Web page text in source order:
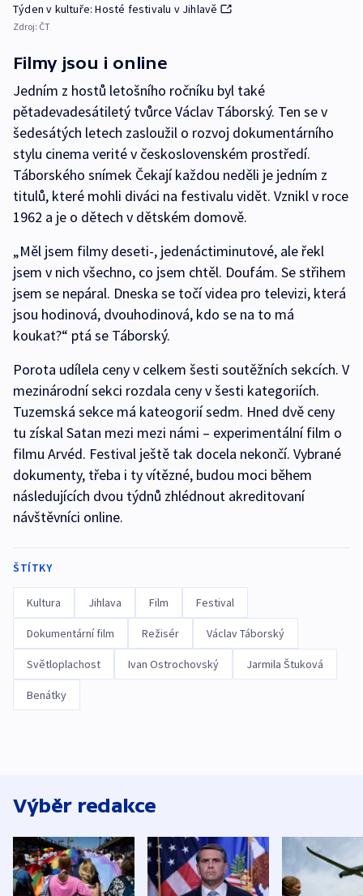
Týden v kultuře: Hosté festivalu v Jihlavě
Zdroj: ČT
Filmy jsou i online
Jedním z hostů letošního ročníku byl také
pětadevadesátiletý tvůrce Václav Táborský. Ten se v
šedesátých letech zasloužil o rozvoj dokumentárního
stylu cinema verité v československém prostředí.
Táborského snímek Čekají každou neděli je jedním z
titulů, které mohli diváci na festivalu vidět. Vznikl v roce
1962 a je o dětech v dětském domově.
„Měl jsem filmy deseti-, jedenáctiminutové, ale řekl
jsem v nich všechno, co jsem chtěl. Doufám. Se střihem
jsem se nepáral. Dneska se točí videa pro televizi, která
jsou hodinová, dvouhodinová, kdo se na to má
koukat?“ ptá se Táborský.
Porota udílela ceny v celkem šesti soutěžních sekcích. V
mezinárodní sekci rozdala ceny v šesti kategoriích.
Tuzemská sekce má kateogorií sedm. Hned dvě ceny
tu získal Satan mezi mezi námi – experimentální film o
filmu Arvéd. Festival ještě tak docela nekončí. Vybrané
dokumenty, třeba i ty vítězné, budou moci během
následujících dvou týdnů zhlédnout akreditovaní
návštěvníci online.
ŠTÍTKY
Kultura Jihlava Film Festival
Dokumentární film Režisér Václav Táborský
Světloplachost Ivan Ostrochovský Jarmila Štuková
Benátky
Výběr redakce